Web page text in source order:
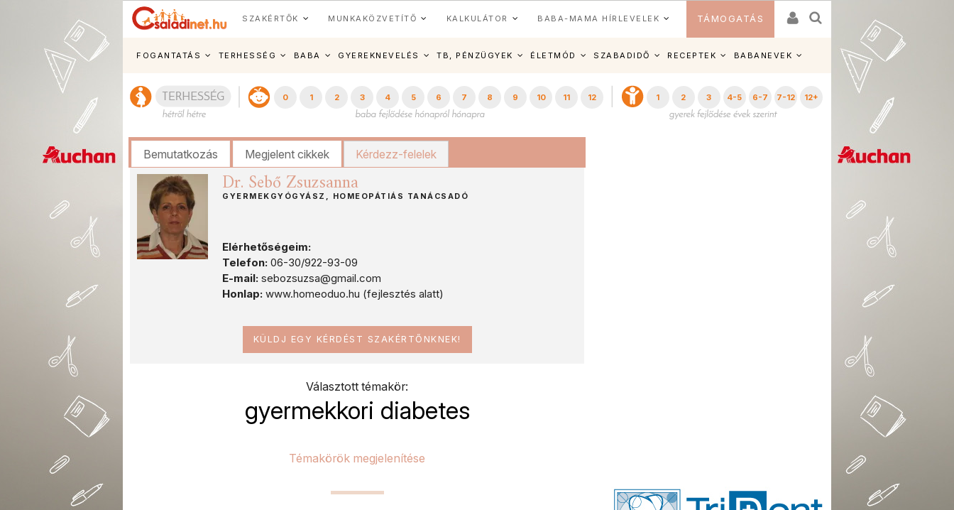
SZAKÉRTŐK MUNKAKÖZVETÍTŐ KALKULÁTOR BABA-MAMA HÍRLEVELEK TÁMOGATÁS
FOGANTATÁS TERHESSÉG BABA GYEREKNEVELÉS TB, PÉNZÜGYEK ÉLETMÓD SZABADIDŐ RECEPTEK BABANEVEK
0 1 2 3 4 5 6 7 8 9 10 11 12 1 2 3 4-5 6-7 7-12 12+
Bemutatkozás Megjelent cikkek Kérdezz-felelek
Dr. Sebő Zsuzsanna
GYERMEKGYÓGYÁSZ, HOMEOPÁTIÁS TANÁCSADÓ
Elérhetőségeim:
Telefon: 06-30/922-93-09
E-mail: sebozsuzsa@gmail.com
Honlap: www.homeoduo.hu (fejlesztés alatt)
KÜLDJ EGY KÉRDÉST SZAKÉRTŐNKNEK!
Választott témakör:
gyermekkori diabetes
Témakörök megjelenítése